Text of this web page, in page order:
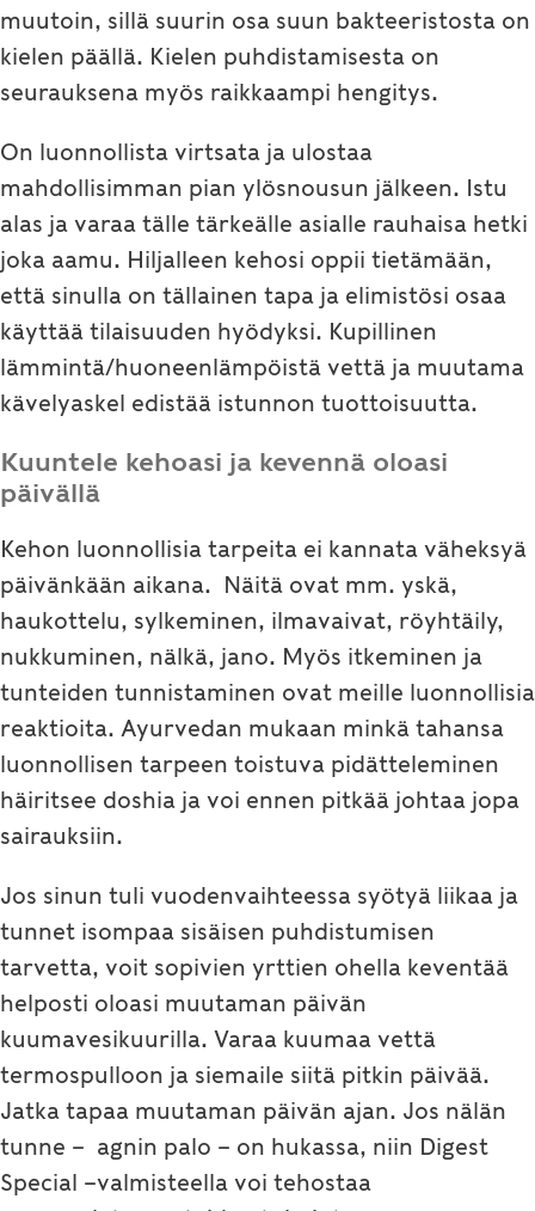
muutoin, sillä suurin osa suun bakteeristosta on
kielen päällä. Kielen puhdistamisesta on
seurauksena myös raikkaampi hengitys.
On luonnollista virtsata ja ulostaa
mahdollisimman pian ylösnousun jälkeen. Istu
alas ja varaa tälle tärkeälle asialle rauhaisa hetki
joka aamu. Hiljalleen kehosi oppii tietämään,
että sinulla on tällainen tapa ja elimistösi osaa
käyttää tilaisuuden hyödyksi. Kupillinen
lämmintä/huoneenlämpöistä vettä ja muutama
kävelyaskel edistää istunnon tuottoisuutta.
Kuuntele kehoasi ja kevennä oloasi
päivällä
Kehon luonnollisia tarpeita ei kannata väheksyä
päivänkään aikana. Näitä ovat mm. yskä,
haukottelu, sylkeminen, ilmavaivat, röyhtäily,
nukkuminen, nälkä, jano. Myös itkeminen ja
tunteiden tunnistaminen ovat meille luonnollisia
reaktioita. Ayurvedan mukaan minkä tahansa
luonnollisen tarpeen toistuva pidätteleminen
häiritsee doshia ja voi ennen pitkää johtaa jopa
sairauksiin.
Jos sinun tuli vuodenvaihteessa syötyä liikaa ja
tunnet isompaa sisäisen puhdistumisen
tarvetta, voit sopivien yrttien ohella keventää
helposti oloasi muutaman päivän
kuumavesikuurilla. Varaa kuumaa vettä
termospulloon ja siemaile siitä pitkin päivää.
Jatka tapaa muutaman päivän ajan. Jos nälän
tunne – agnin palo – on hukassa, niin Digest
Special –valmisteella voi tehostaa